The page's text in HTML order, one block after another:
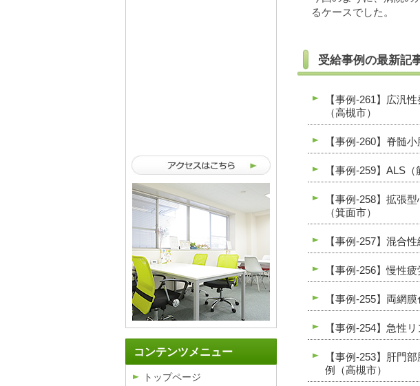
るケースでした。
受給事例の最新記
【事例-261】広汎
（高槻市）
【事例-260】脊髄
【事例-259】ALS
【事例-258】拡張
（箕面市）
【事例-257】混合
【事例-256】慢性
【事例-255】両網
【事例-254】急性
【事例-253】肝門
例（高槻市）
コンテンツメニュー
トップページ